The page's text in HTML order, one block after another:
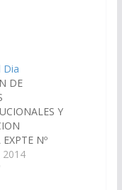
Dia
DE
Y
EXPTE Nº
DE